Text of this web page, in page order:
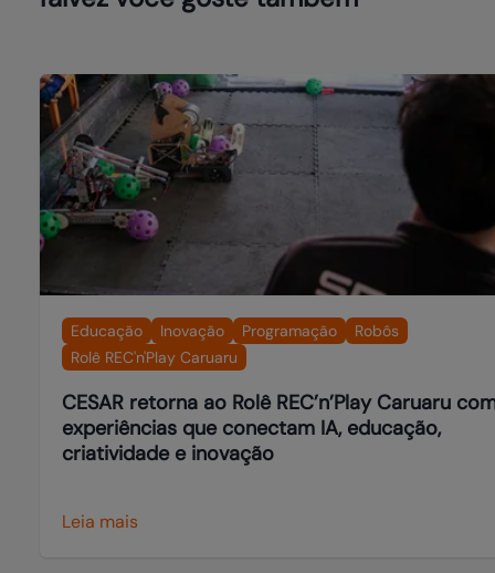
Educação Inovação Programação
Robôs
Rolê REC'n'Play Caruaru
CESAR retorna ao Rolê REC’n’Play Caruaru
experiências que conectam IA, educação,
criatividade e inovação
Leia mais